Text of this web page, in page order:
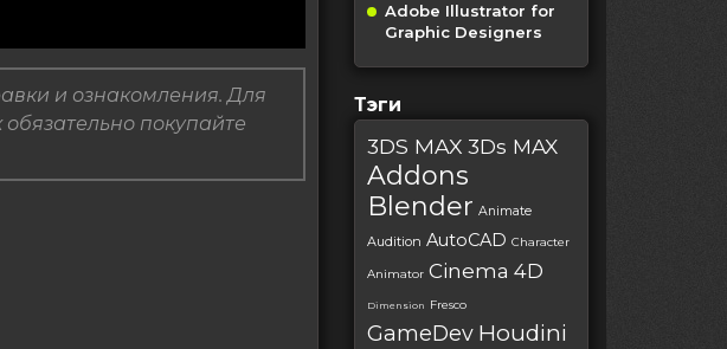
и ознакомления. Для
покупайте
Adobe Illustrator for
Graphic Designers
Тэги
3DS MAX 3Ds MAX
Addons
Blender Animate
Audition AutoCAD Character
Animator Cinema 4D
Dimension Fresco
GameDev Houdini